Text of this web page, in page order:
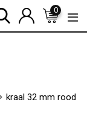
0
kraal 32 mm rood